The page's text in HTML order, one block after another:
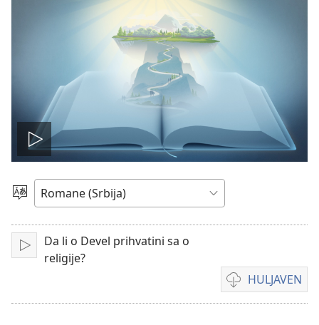
Play
video
Birin
čhib
Muk
Da li o Devel prihvatini sa o
religije?
HULJAVEN
O
formatija